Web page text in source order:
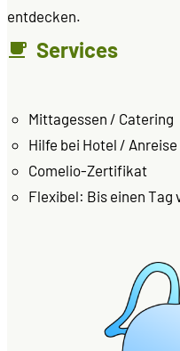
entdecken.
Services
Mittagessen / Catering
Hilfe bei Hotel / Anreise
Comelio-Zertifikat
Flexibel: Bis einen